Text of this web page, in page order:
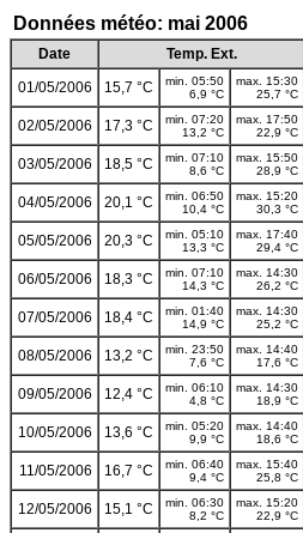
Données météo: mai 2006
Date Temp. Ext.
01/05/2006
15,7 °C
min. 05:50
6,9 °C
max. 15:30
25,7 °C
02/05/2006 17,3 °C
min. 07:20
13,2 °C
max. 17:50
22,9 °C
03/05/2006 18,5 °C
min. 07:10
8,6 °C
max. 15:50
28,9 °C
04/05/2006 20,1 °C
min. 06:50
10,4 °C
max. 15:20
30,3 °C
05/05/2006 20,3 °C
min. 05:10
13,3 °C
max. 17:40
29,4 °C
06/05/2006 18,3 °C
min. 07:10
14,3 °C
max. 14:30
26,2 °C
07/05/2006 18,4 °C
min. 01:40
14,9 °C
max. 14:30
25,2 °C
08/05/2006 13,2 °C
min. 23:50
7,6 °C
max. 14:40
17,6 °C
09/05/2006 12,4 °C
min. 06:10
4,8 °C
max. 14:30
18,9 °C
10/05/2006 13,6 °C
min. 05:20
9,9 °C
max. 14:40
18,6 °C
11/05/2006 16,7 °C
min. 06:40
9,4 °C
max. 15:40
25,8 °C
12/05/2006 15,1 °C
min. 06:30
8,2 °C
max. 15:20
22,9 °C